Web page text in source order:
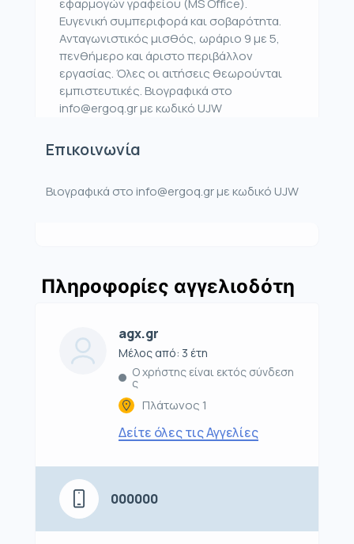
εφαρμογών γραφείου (MS Office).
Ευγενική συμπεριφορά και σοβαρότητα.
Ανταγωνιστικός μισθός, ωράριο 9 με 5,
πενθήμερο και άριστο περιβάλλον
εργασίας. Όλες οι αιτήσεις θεωρούνται
εμπιστευτικές. Βιογραφικά στο
info@ergoq.gr με κωδικό UJW
Επικοινωνία
Βιογραφικά στο info@ergoq.gr με κωδικό UJW
Πληροφορίες αγγελιοδότη
agx.gr
Μέλος από: 3 έτη
Ο χρήστης είναι εκτός σύνδεση
ς
Πλάτωνος 1
Δείτε όλες τις Αγγελίες
000000